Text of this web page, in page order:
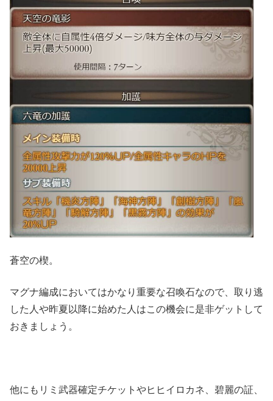
蒼空の楔。
マグナ編成においてはかなり重要な召喚石なので、取り逃
した人や昨夏以降に始めた人はこの機会に是非ゲットして
おきましょう。
他にもリミ武器確定チケットやヒヒイロカネ、碧麗の証、